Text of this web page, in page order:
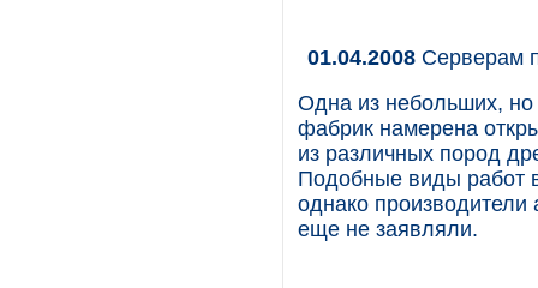
01.04.2008 Серверам
Одна из небольших, но
фабрик намерена
из различных пород
Подобные виды работ
однако
еще не заявляли.